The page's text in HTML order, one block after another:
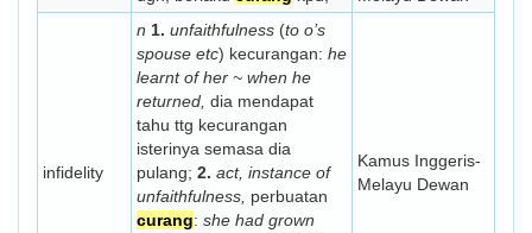
infidelity
n 1. unfaithfulness (to o’s
spouse etc) kecurangan: he
learnt of her ~ when he
returned, dia mendapat
tahu ttg kecurangan
isterinya semasa dia
pulang; 2. act, instance of
unfaithfulness, perbuatan
curang: she had grown
Kamus Inggeris-
Melayu Dewan